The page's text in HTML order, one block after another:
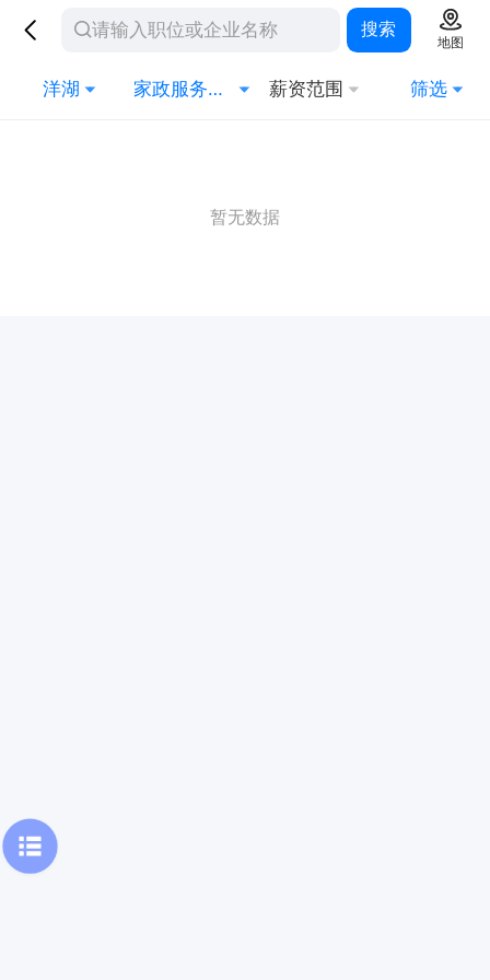
搜索
地图
洋湖 家政服务行业 薪资范围 筛选
暂无数据